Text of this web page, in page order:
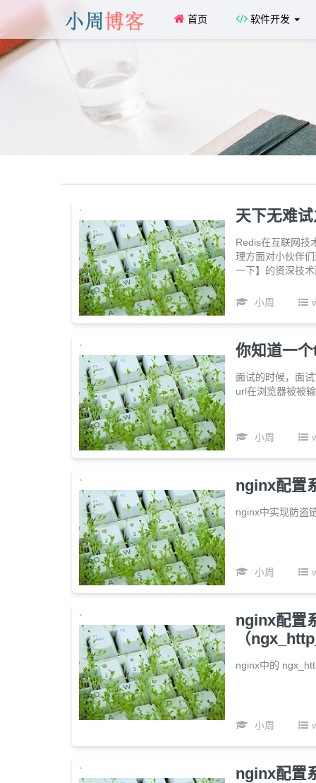
首页 软件开发
` 天下无难
Redis在互联网技
理方面对小伙伴
一下】的资深技
小周
` 你知道一
面试的时候，面
url在浏览器被被
小周
` nginx配置
nginx中实现防盗
小周
`
nginx配置
（
nginx中的
小周
` nginx配置